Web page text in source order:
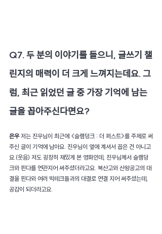
Q7. 두 분의 이야기를 들으니, 글쓰기 챌
린지의 매력이 더 크게 느껴지는데요. 그
럼, 최근 읽었던 글 중 가장 기억에 남는
글을 꼽아주신다면요?
은우 저는 진우님이 최근에 <슬램덩크 : 더 퍼스트>를 주제로 써
주신 글이 기억에 남아요. 진우님이 옆에 계셔서 꼽은 건 아니고
요.(웃음) 저도 굉장히 재밌게 본 영화인데, 진우님께서 슬램덩
크와 핀다를 연관지어 써주셨더라고요. 북산고와 산왕공고의 대
결을 핀다와 여러 빅테크들과의 대결로 연결 지어 써주셨는데,
공감이 되더라고요.